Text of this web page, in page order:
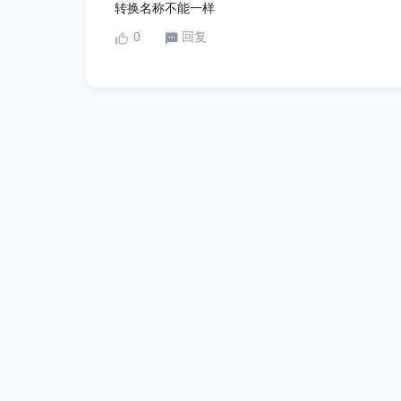
转换名称不能一样
0
回复